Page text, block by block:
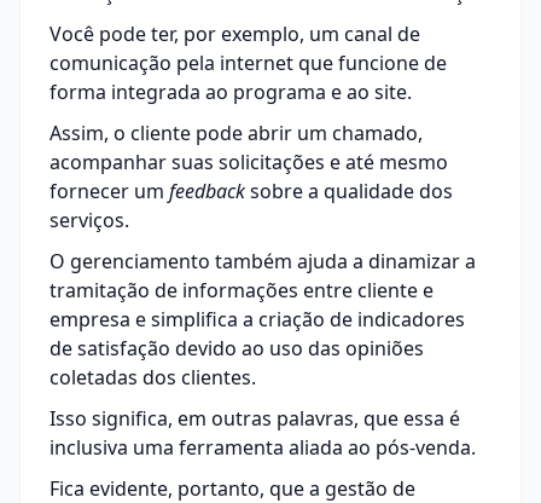
Você pode ter, por exemplo, um canal de
comunicação pela internet que funcione de
forma integrada ao programa e ao site.
Assim, o cliente pode abrir um chamado,
acompanhar suas solicitações e até mesmo
fornecer um feedbacksobre a qualidade dos
serviços.
O gerenciamento também ajuda a dinamizar a
tramitação de informações entre cliente e
empresa e simplifica a criação de indicadores
de satisfação devido ao uso das opiniões
coletadas dos clientes.
Isso significa, em outras palavras, que essa é
inclusiva uma ferramenta aliada ao pós-venda.
Fica evidente, portanto, que a gestão de